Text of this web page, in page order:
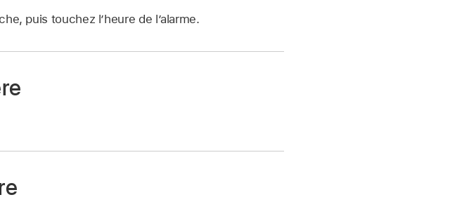
puis touchez l’heure de l’alarme.